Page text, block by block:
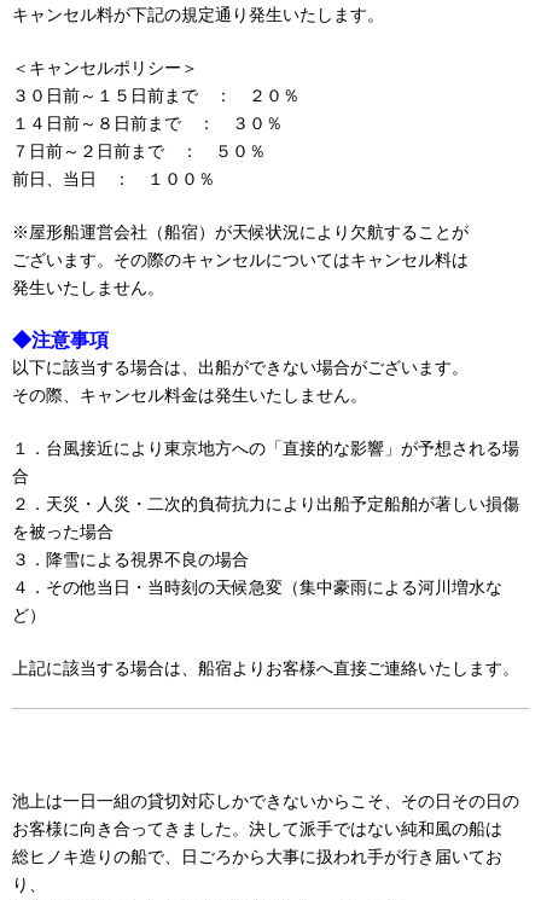
キャンセル料が下記の規定通り発生いたします。
＜キャンセルポリシー＞
３０日前～１５日前まで ： ２０％
１４日前～８日前まで ： ３０％
７日前～２日前まで ： ５０％
前日、当日 ： １００％
※屋形船運営会社（船宿）が天候状況により欠航することが
ございます。その際のキャンセルについてはキャンセル料は
発生いたしません。
◆注意事項
以下に該当する場合は、出船ができない場合がございます。
その際、キャンセル料金は発生いたしません。
１．台風接近により東京地方への「直接的な影響」が予想される場
合
２．天災・人災・二次的負荷抗力により出船予定船舶が著しい損傷
を被った場合
３．降雪による視界不良の場合
４．その他当日・当時刻の天候急変（集中豪雨による河川増水な
ど）
上記に該当する場合は、船宿よりお客様へ直接ご連絡いたします。
池上は一日一組の貸切対応しかできないからこそ、その日その日の
お客様に向き合ってきました。決して派手ではない純和風の船は
総ヒノキ造りの船で、日ごろから大事に扱われ手が行き届いてお
り、